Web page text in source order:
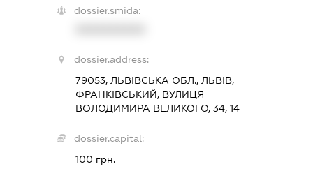
dossier.smida:
dossier.address:
79053, ЛЬВІВСЬКА ОБЛ., ЛЬВІВ,
ФРАНКІВСЬКИЙ, ВУЛИЦЯ
ВОЛОДИМИРА ВЕЛИКОГО, 34, 14
dossier.capital:
100 грн.